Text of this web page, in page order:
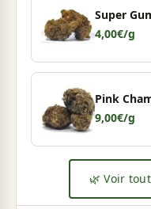
Super
4,00€/g
Pink
9,00€/g
🌿 Voir